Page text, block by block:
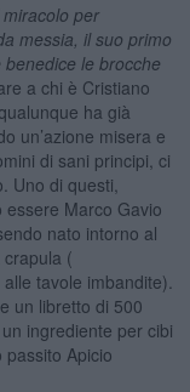
per
messia, il suo primo
le brocche
a chi è Cristiano
ha già
un’azione misera e
di sani principi, ci
Uno di questi,
Marco Gavio
nato intorno al
(
tavole imbandite).
un libretto di 500
ingrediente per cibi
Apicio